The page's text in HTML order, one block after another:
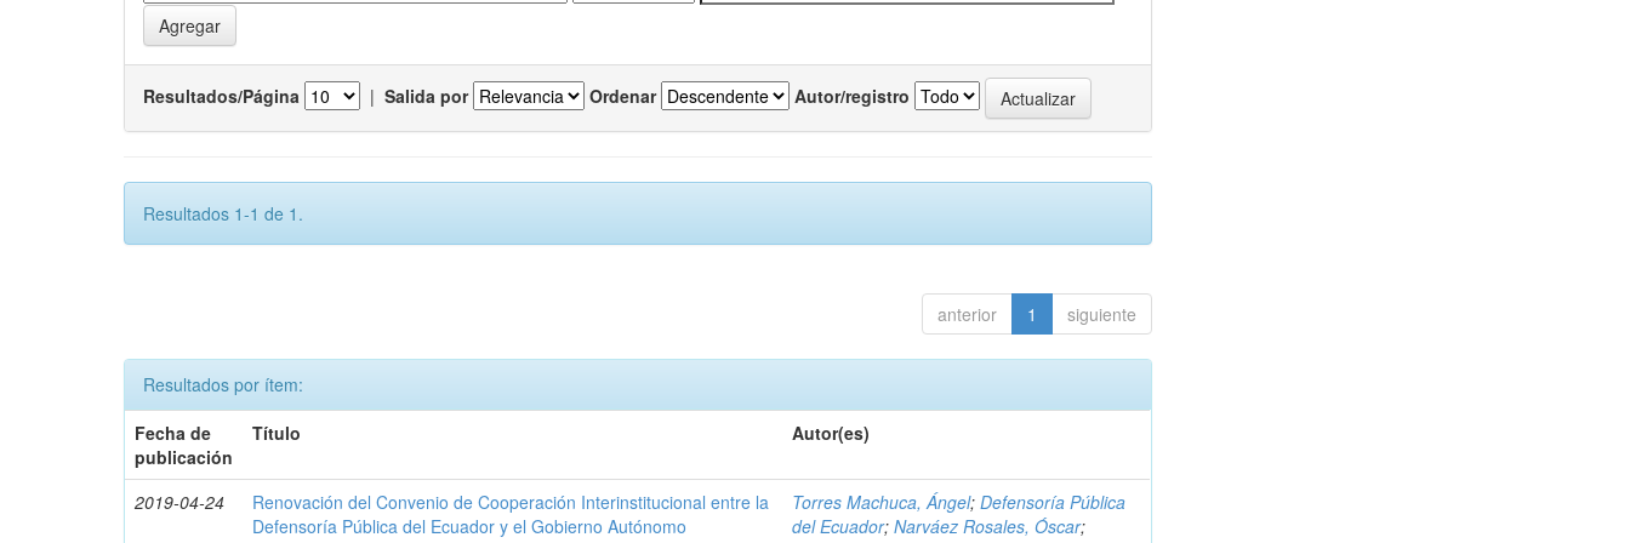
Resultados/Página | Salida por Ordenar Autor/registro
Resultados 1-1 de 1.
anterior 1 siguiente
Resultados por ítem:
Fecha de
publicación
Título Autor(es)
2019-04-24
Renovación del Convenio de Cooperación Interinstitucional entre la
Defensoría Pública del Ecuador y el Gobierno Autónomo
Torres Machuca, Ángel;Defensoría Pública
del Ecuador;Narváez Rosales, Óscar;